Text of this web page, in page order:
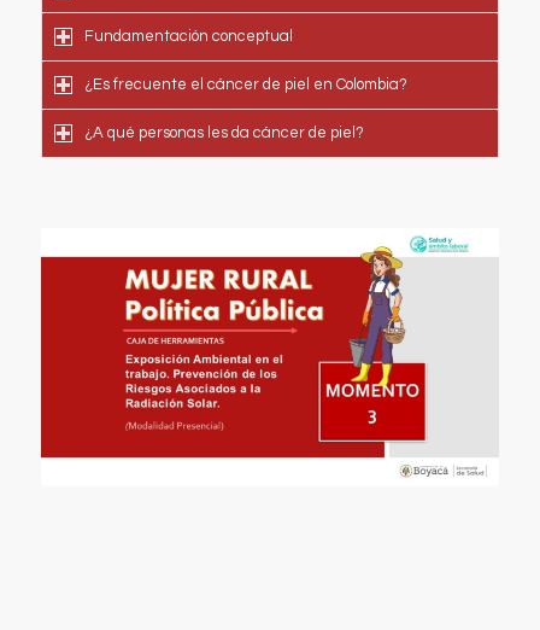
Fundamentación conceptual
¿Es frecuente el cáncer de piel en Colombia?
¿A qué personas les da cáncer de piel?